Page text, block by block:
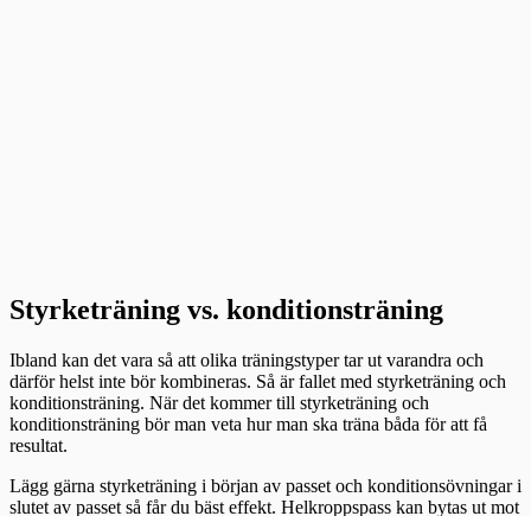
Styrketräning vs. konditionsträning
Ibland kan det vara så att olika träningstyper tar ut varandra och
därför helst inte bör kombineras. Så är fallet med styrketräning och
konditionsträning. När det kommer till styrketräning och
konditionsträning bör man veta hur man ska träna båda för att få
resultat.
Lägg gärna styrketräning i början av passet och konditionsövningar i
slutet av passet så får du bäst effekt. Helkroppspass kan bytas ut mot